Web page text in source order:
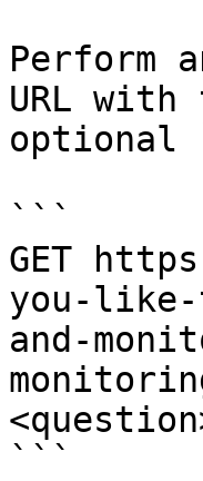
Perform
URL
optional
```
GET
you-
and-
```